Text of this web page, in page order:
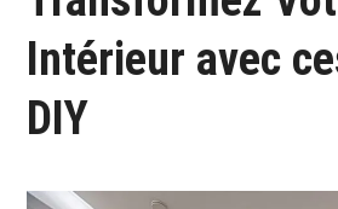
Intérieur avec
DIY